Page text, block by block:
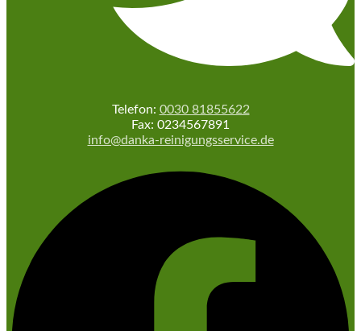
Telefon: 0030 81855622
Fax: 0234567891
info@danka-reinigungsservice.de